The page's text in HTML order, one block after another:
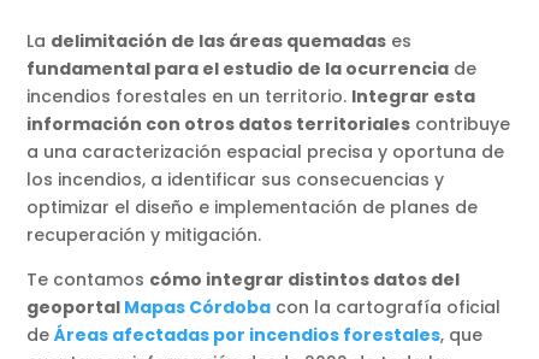
La delimitación de las áreas quemadas es
fundamental para el estudio de la ocurrencia de
incendios forestales en un territorio. Integrar esta
información con otros datos territoriales contribuye
a una caracterización espacial precisa y oportuna de
los incendios, a identificar sus consecuencias y
optimizar el diseño e implementación de planes de
recuperación y mitigación.
Te contamos cómo integrar distintos datos del
geoportal Mapas Córdoba con la cartografía oficial
deÁreas afectadas por incendios forestales, que